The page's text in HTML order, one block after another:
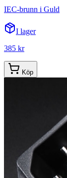
IEC-brunn i Guld
I lager
385 kr
Köp